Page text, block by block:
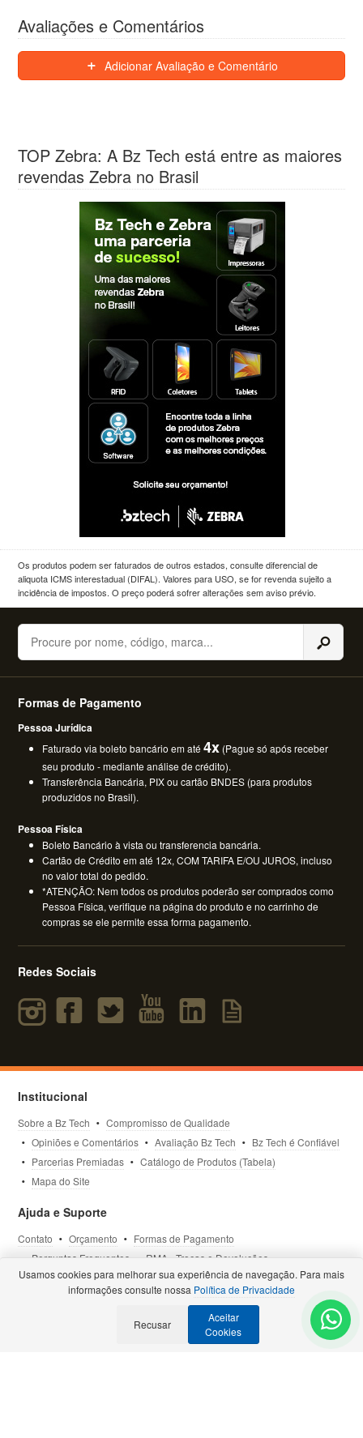
Avaliações e Comentários
Adicionar Avaliação e Comentário
TOP Zebra: A Bz Tech está entre as maiores
revendas Zebra no Brasil
Os produtos podem ser faturados de outros estados, consulte diferencial de
aliquota ICMS interestadual (DIFAL). Valores para USO, se for revenda sujeito a
incidência de impostos. O preço poderá sofrer alterações sem aviso prévio.
Buscar
Formas de Pagamento
Pessoa Jurídica
Faturado via boleto bancário em até4x (Pague só após receber
seu produto - mediante análise de crédito).
Transferência Bancária, PIX ou cartão BNDES (para produtos
produzidos no Brasil).
Pessoa Física
Boleto Bancário à vista ou transferencia bancária.
Cartão de Crédito em até 12x, COM TARIFA E/OU JUROS, incluso
no valor total do pedido.
*ATENÇÃO: Nem todos os produtos poderão ser comprados como
Pessoa Física, verifique na página do produto e no carrinho de
compras se ele permite essa forma pagamento.
Redes Sociais
Institucional
Sobre a Bz Tech
Compromisso de Qualidade
Opiniões e Comentários
Avaliação Bz Tech
Bz Tech é Confiável
Parcerias Premiadas
Catálogo de Produtos (Tabela)
Mapa do Site
Ajuda e Suporte
Contato Orçamento
Formas de Pagamento
Perguntas Frequentes
RMA - Trocas e Devoluções
Política de Privacidade
Termos de Uso Site Seguro
Selos e Certificações- Veja todas as Parcerias Premiadas
Usamos cookies para melhorar sua experiência de navegação. Para mais
informações consulte nossa Política de Privacidade
Recusar
Aceitar
Cookies